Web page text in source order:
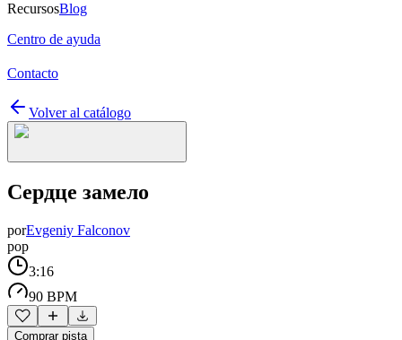
RecursosBlog
Centro de ayuda
Contacto
Volver al catálogo
Сердце замело
porEvgeniy Falconov
pop
3:16
90 BPM
Comprar pista